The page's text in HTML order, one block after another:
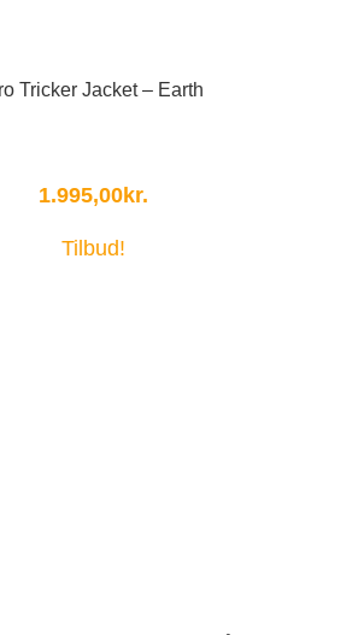
Tricker Jacket – Earth
1.995,00kr.
Tilbud!